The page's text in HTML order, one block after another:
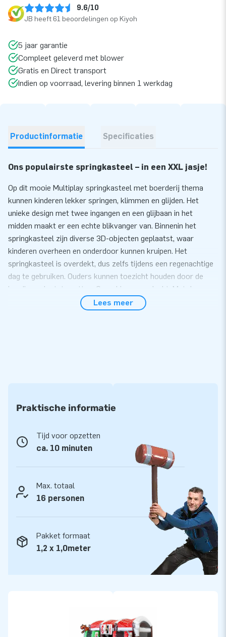
9.6/10
JB heeft 61 beoordelingen op Kiyoh
5 jaar garantie
Compleet geleverd met blower
Gratis en Direct transport
Indien op voorraad, levering binnen 1 werkdag
Productinformatie Specificaties
Ons populairste springkasteel – in een XXL jasje!
Op dit mooie Multiplay springkasteel met boerderij thema
kunnen kinderen lekker springen, klimmen en glijden. Het
unieke design met twee ingangen en een glijbaan in het
midden maakt er een echte blikvanger van. Binnenin het
springkasteel zijn diverse 3D-objecten geplaatst, waar
kinderen overheen en onderdoor kunnen kruipen. Het
springkasteel is overdekt, dus zelfs tijdens een regenachtige
dag te gebruiken. Ouders kunnen toezicht houden door de
handig geplaatste netten. Overal is aan gedacht. Met de
Multiplay Boerderij ga je kinderen een geweldige dag
vervoeren naar de plaats van bestemming. Het
verankeringsmateriaal, transportzak en een duidelijke
gebruikershandleiding. Zo heb jij alles bij elkaar voor een
JB kussens zijn op meerdere punten verstevigd en
meervoudig gestikt en zijn gemaakt van sterk, hoge kwaliteit
PVC. Ze zijn daardoor duurzaam en ook nog eens eenvoudig
schoon te houden. Op dit Multiplay springkasteel krijg je maar
liefst 5 jaar garantie, omdat wij vertrouwen op onze
producten. Hierdoor lever jij met dit kussen jarenlang
Verzekerd van professionele service en levering
Lees meer
Praktische informatie
Tijd voor opzetten
ca. 10 minuten
Max. totaal
16 personen
Pakket formaat
1,2 x 1,0meter